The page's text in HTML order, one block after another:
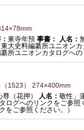
東寺年預 事書： 人名：
東大史料編纂所ユニオン
纂所ユニオンカタログへ
（1523） 274×400mm
（花押） 人名： 敬性」
ログへのリンクをご参照
をご参照ください。）